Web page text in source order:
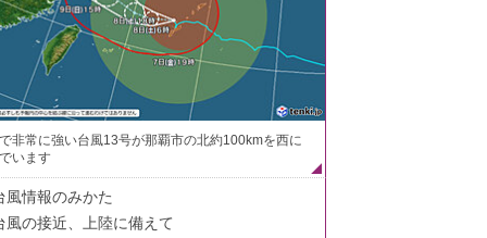
非常に強い台風13号が那覇市の北約100kmを西に
います
風情報のみかた
風の接近、上陸に備えて